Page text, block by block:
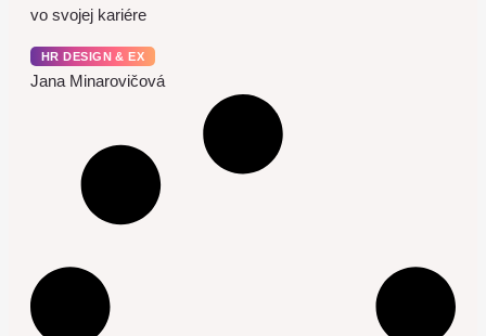
vo svojej kariére
HR DESIGN & EX
Jana Minarovičová